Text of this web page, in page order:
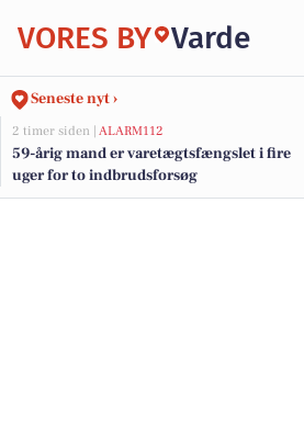
VORES BY Varde
Seneste nyt ›
2 timer siden | ALARM112
59-årig mand er varetægtsfængslet i fire
uger for to indbrudsforsøg